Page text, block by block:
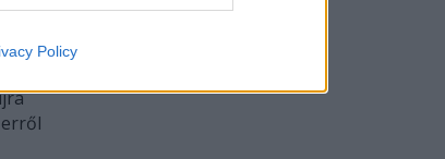
Policy